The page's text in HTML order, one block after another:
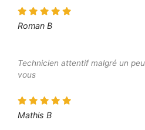
Roman B
Technicien attentif malgré un
vous
Mathis B